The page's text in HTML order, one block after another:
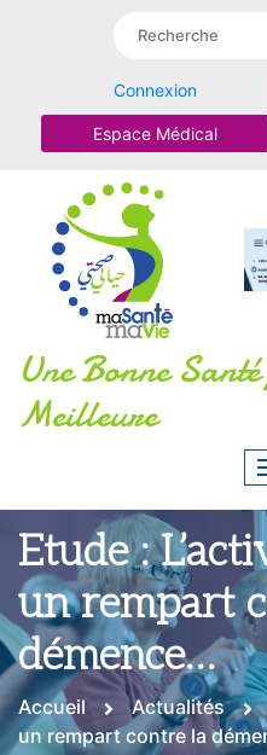
Connexion
Espace Médical
Une Bonne
Meilleure
Etude :
un rempart
démence…
Accueil Actualités
un rempart contre la